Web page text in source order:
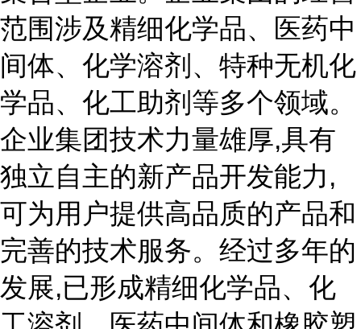
范围涉及精细化学品、医药中
间体、化学溶剂、特种无机化
学品、化工助剂等多个领域。
企业集团技术力量雄厚,具有
独立自主的新产品开发能力,
可为用户提供高品质的产品和
完善的技术服务。经过多年的
发展,已形成精细化学品、化